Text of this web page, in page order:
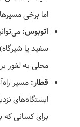
اما برخی
اتوبوس:
سفید یا
محلی به لفور
قطار: مسیر
ایستگاه‌های
برای کسانی که